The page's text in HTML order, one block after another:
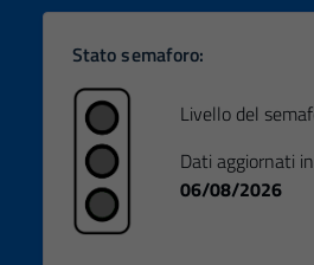
Stato semaforo:
Livello del
Dati aggiornati
06/08/2026